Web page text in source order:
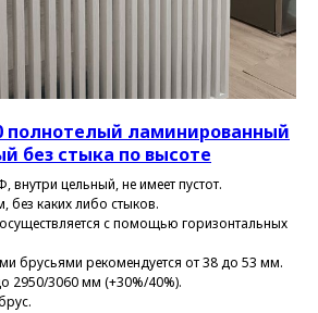
полнотелый ламинированный
без стыка по высоте
цельный, не имеет пустот.
без каких либо стыков.
с помощью горизонтальных
брусьями рекомендуется от 38 до 53 мм.
2950/3060 мм (+30%/40%).